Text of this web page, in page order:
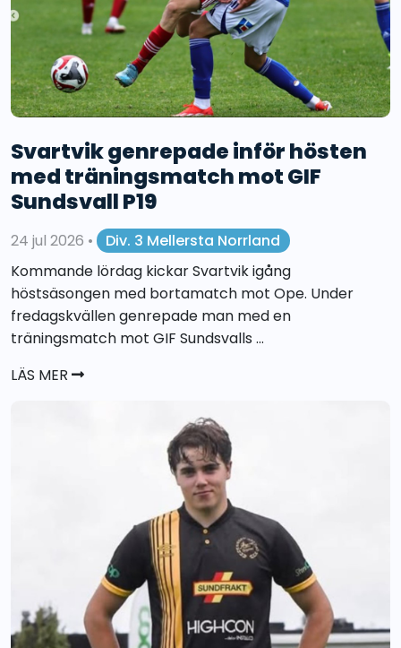
Svartvik genrepade inför hösten
med träningsmatch mot GIF
Sundsvall P19
24 jul 2026 •
Div. 3 Mellersta Norrland
Kommande lördag kickar Svartvik igång
höstsäsongen med bortamatch mot Ope. Under
fredagskvällen genrepade man med en
träningsmatch mot GIF Sundsvalls ...
LÄS MER